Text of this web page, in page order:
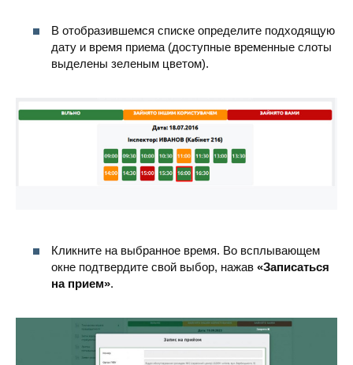
В отобразившемся списке определите подходящую
дату и время приема (доступные временные слоты
выделены зеленым цветом).
Кликните на выбранное время. Во всплывающем
окне подтвердите свой выбор, нажав «Записаться
на прием».